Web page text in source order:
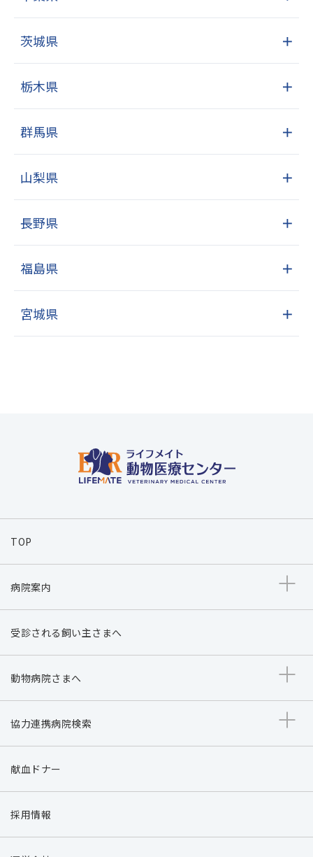
茨城県 ＋
栃木県 ＋
群馬県 ＋
山梨県 ＋
長野県 ＋
福島県 ＋
宮城県 ＋
TOP
病院案内
受診される飼い主さまへ
動物病院さまへ
協力連携病院検索
献血ドナー
採用情報